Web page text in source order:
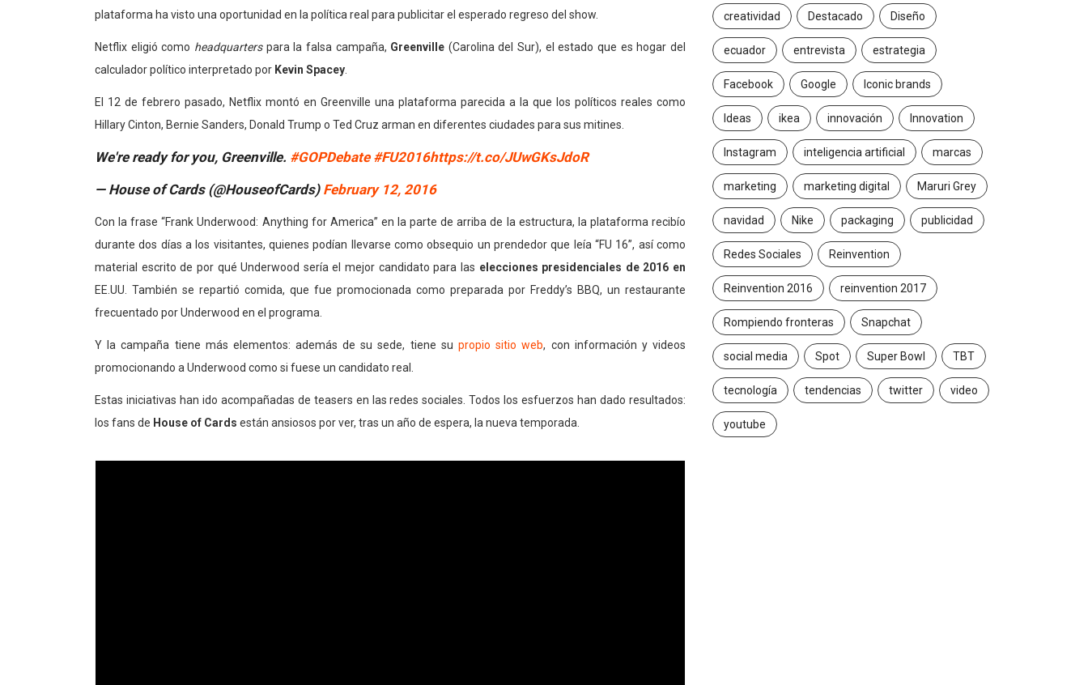
plataforma ha visto una oportunidad en la política real para publicitar el esperado regreso del show.
Netflix eligió como headquarterspara la falsa campaña, Greenville (Carolina del Sur), el estado que es hogar del
calculador político interpretado por Kevin Spacey.
El 12 de febrero pasado, Netflix montó en Greenville una plataforma parecida a la que los políticos reales como
Hillary Cinton, Bernie Sanders, Donald Trump o Ted Cruz arman en diferentes ciudades para sus mitines.
We're ready for you, Greenville. #GOPDebate #FU2016https://t.co/JUwGKsJdoR
— House of Cards (@HouseofCards) February 12, 2016
Con la frase “Frank Underwood: Anything for America” en la parte de arriba de la estructura, la plataforma recibío
durante dos días a los visitantes, quienes podían llevarse como obsequio un prendedor que leía “FU 16”, así como
material escrito de por qué Underwood sería el mejor candidato para las elecciones presidenciales de 2016 en
EE.UU. También se repartió comida, que fue promocionada como preparada por Freddy’s BBQ, un restaurante
frecuentado por Underwood en el programa.
Y la campaña tiene más elementos: además de su sede, tiene su propio sitio web, con información y videos
promocionando a Underwood como si fuese un candidato real.
Estas iniciativas han ido acompañadas de teasers en las redes sociales. Todos los esfuerzos han dado resultados:
los fans de House of Cards están ansiosos por ver, tras un año de espera, la nueva temporada.
creatividad Destacado Diseño
ecuador entrevista estrategia
Facebook Google Iconic brands
Ideas ikea innovación Innovation
Instagram inteligencia artificial marcas
marketing marketing digital Maruri Grey
navidad Nike packaging publicidad
Redes Sociales Reinvention
Reinvention 2016 reinvention 2017
Rompiendo fronteras Snapchat
social media Spot Super Bowl TBT
tecnología tendencias twitter video
youtube